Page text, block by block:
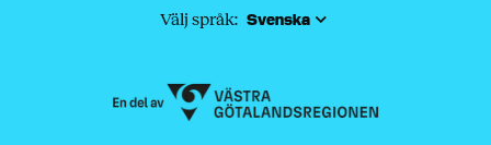
Välj språk: